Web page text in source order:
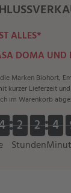
ALLES*
DOMA
Marken Biohort,
kurzer Lieferzeit
im Warenkorb
Stunden
2
2
2
2 2
2
2
2 4
4
4
4